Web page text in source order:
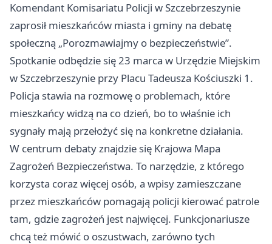
Komendant Komisariatu Policji w Szczebrzeszynie
zaprosił mieszkańców miasta i gminy na debatę
społeczną „Porozmawiajmy o bezpieczeństwie”.
Spotkanie odbędzie się 23 marca w Urzędzie Miejskim
w Szczebrzeszynie przy Placu Tadeusza Kościuszki 1.
Policja stawia na rozmowę o problemach, które
mieszkańcy widzą na co dzień, bo to właśnie ich
sygnały mają przełożyć się na konkretne działania.
W centrum debaty znajdzie się Krajowa Mapa
Zagrożeń Bezpieczeństwa. To narzędzie, z którego
korzysta coraz więcej osób, a wpisy zamieszczane
przez mieszkańców pomagają policji kierować patrole
tam, gdzie zagrożeń jest najwięcej. Funkcjonariusze
chcą też mówić o oszustwach, zarówno tych